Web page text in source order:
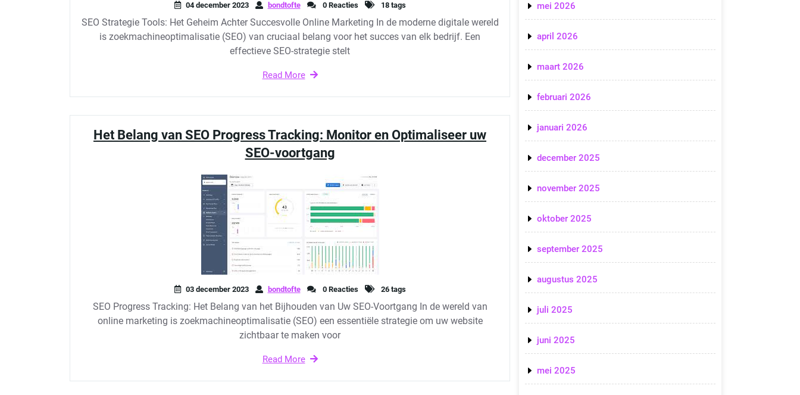
04 december 2023 bondtofte 0 Reacties 18 tags
SEO Strategie Tools: Het Geheim Achter Succesvolle Online Marketing In de moderne digitale wereld
is zoekmachineoptimalisatie (SEO) van cruciaal belang voor het succes van elk bedrijf. Een
effectieve SEO-strategie stelt
Read More
Het Belang van SEO Progress Tracking: Monitor en Optimaliseer uw
SEO-voortgang
03 december 2023 bondtofte 0 Reacties 26 tags
SEO Progress Tracking: Het Belang van het Bijhouden van Uw SEO-Voortgang In de wereld van
online marketing is zoekmachineoptimalisatie (SEO) een essentiële strategie om uw website
zichtbaar te maken voor
Read More
mei 2026
april 2026
maart 2026
februari 2026
januari 2026
december 2025
november 2025
oktober 2025
september 2025
augustus 2025
juli 2025
juni 2025
mei 2025